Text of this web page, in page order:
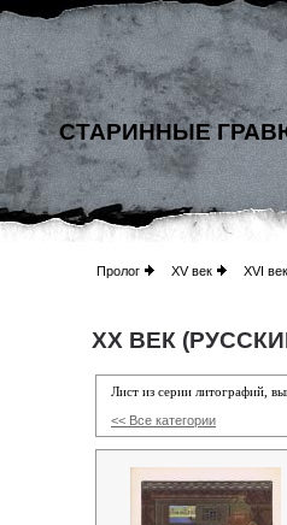
СТАРИННЫЕ
Пролог XV век XVI век
XX ВЕК
Лист из серии литографий,
<< Все категории